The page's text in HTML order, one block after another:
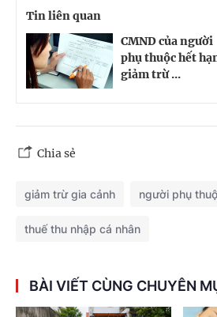
Tin liên quan
CMND của người
phụ thuộc hết
giảm trừ ...
Chia sẻ
giảm trừ gia cảnh người phụ
thuế thu nhập cá nhân
BÀI VIẾT CÙNG CHUYÊN